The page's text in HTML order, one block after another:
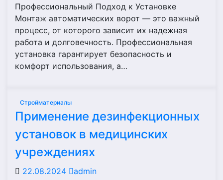
Профессиональный Подход к Установке
Монтаж автоматических ворот — это важный
процесс, от которого зависит их надежная
работа и долговечность. Профессиональная
установка гарантирует безопасность и
комфорт использования, а…
Стройматериалы
Применение дезинфекционных
установок в медицинских
учреждениях
22.08.2024
admin